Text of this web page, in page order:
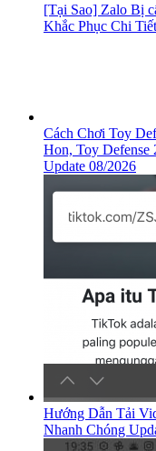
[Tại Sao] Zalo Bị
Khắc Phục Chi
Cách Chơi Toy
Hon, ‎Toy Defense
Update 08/2026
Hướng Dẫn Tải
Nhanh Chóng